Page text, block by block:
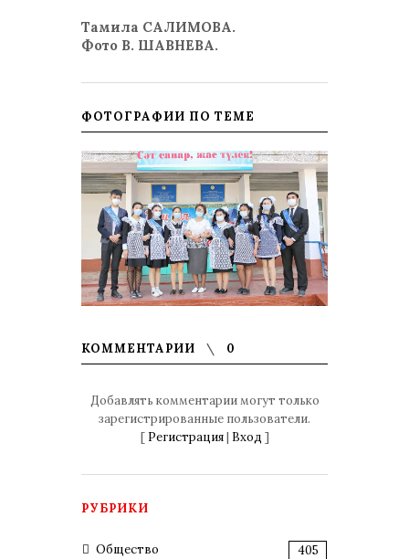
Тамила САЛИМОВА.
Фото В. ШАВНЕВА.
ФОТОГРАФИИ ПО ТЕМЕ
КОММЕНТАРИИ 0
Добавлять комментарии могут только
зарегистрированные пользователи.
[ Регистрация| Вход ]
РУБРИКИ
Общество 405